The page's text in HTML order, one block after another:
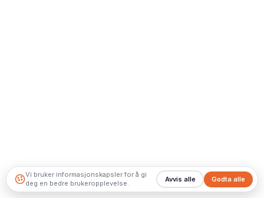
Vi bruker informasjonskapsler for å gi
deg en bedre brukeropplevelse.
Godta alle
Avvis alle